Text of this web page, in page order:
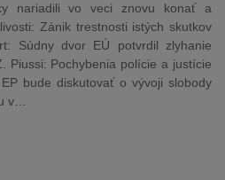
nariadili vo veci znovu konať a
Zánik trestnosti istých skutkov
Súdny dvor EÚ potvrdil zlyhanie
Piussi: Pochybenia polície a justície
bude diskutovať o vývoji slobody
v…